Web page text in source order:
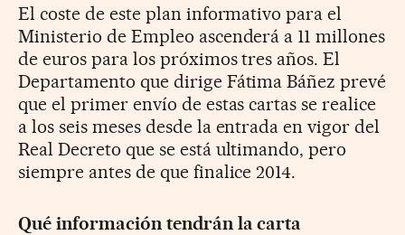
El coste de este plan informativo para el
Ministerio de Empleo ascenderá a 11 millones
de euros para los próximos tres años. El
Departamento que dirige Fátima Báñez prevé
que el primer envío de estas cartas se realice
a los seis meses desde la entrada en vigor del
Real Decreto que se está ultimando, pero
siempre antes de que finalice 2014.
Qué información tendrán la carta